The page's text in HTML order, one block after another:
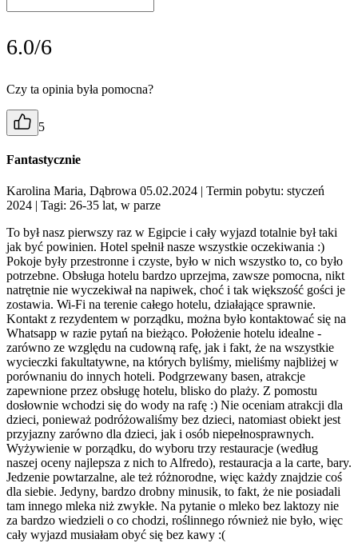
6.0/6
Czy ta opinia była pomocna?
5
Fantastycznie
Karolina Maria, Dąbrowa 05.02.2024 | Termin pobytu: styczeń
2024 | Tagi: 26-35 lat, w parze
To był nasz pierwszy raz w Egipcie i cały wyjazd totalnie był taki
jak być powinien. Hotel spełnił nasze wszystkie oczekiwania :)
Pokoje były przestronne i czyste, było w nich wszystko to, co było
potrzebne. Obsługa hotelu bardzo uprzejma, zawsze pomocna, nikt
natrętnie nie wyczekiwał na napiwek, choć i tak większość gości je
zostawia. Wi-Fi na terenie całego hotelu, działające sprawnie.
Kontakt z rezydentem w porządku, można było kontaktować się na
Whatsapp w razie pytań na bieżąco. Położenie hotelu idealne -
zarówno ze względu na cudowną rafę, jak i fakt, że na wszystkie
wycieczki fakultatywne, na których byliśmy, mieliśmy najbliżej w
porównaniu do innych hoteli. Podgrzewany basen, atrakcje
zapewnione przez obsługę hotelu, blisko do plaży. Z pomostu
dosłownie wchodzi się do wody na rafę :) Nie oceniam atrakcji dla
dzieci, ponieważ podróżowaliśmy bez dzieci, natomiast obiekt jest
przyjazny zarówno dla dzieci, jak i osób niepełnosprawnych.
Wyżywienie w porządku, do wyboru trzy restauracje (według
naszej oceny najlepsza z nich to Alfredo), restauracja a la carte, bary.
Jedzenie powtarzalne, ale też różnorodne, więc każdy znajdzie coś
dla siebie. Jedyny, bardzo drobny minusik, to fakt, że nie posiadali
tam innego mleka niż zwykłe. Na pytanie o mleko bez laktozy nie
za bardzo wiedzieli o co chodzi, roślinnego również nie było, więc
cały wyjazd musiałam obyć się bez kawy :(